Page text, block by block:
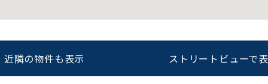
近隣の物件も表示 ストリートビューで